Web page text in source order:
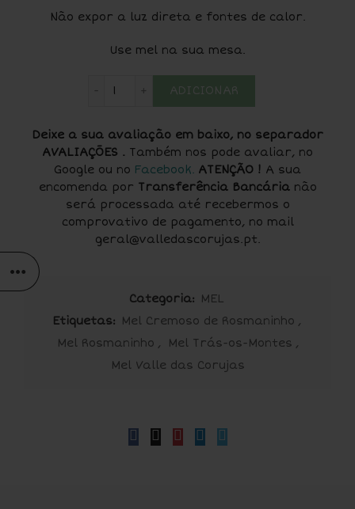
Não expor a luz direta e fontes de calor.
Use mel na sua mesa.
Quantidade de Mel Cremoso para
ADICIONAR
Deixe a sua avaliação em baixo, no separador
AVALIAÇÕES . Também nos pode avaliar, no
Google ou no Facebook. ATENÇÃO ! A sua
encomenda por Transferência Bancárianão
será processada até recebermos o
comprovativo de pagamento, no mail
geral@valledascorujas.pt.
Categoria: MEL
Etiquetas: Mel Cremoso de Rosmaninho ,
Mel Rosmaninho , Mel Trás-os-Montes ,
Mel Valle das Corujas